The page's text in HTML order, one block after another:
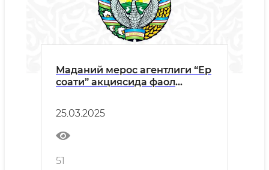
Маданий мерос агентлиги “Ер
соати” акциясида фаол
25.03.2025
51